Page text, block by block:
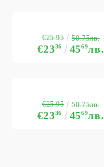
€2336 4569лв.
€25.95 50.75лв.
€2336 4569лв.
€25.95 50.75лв.